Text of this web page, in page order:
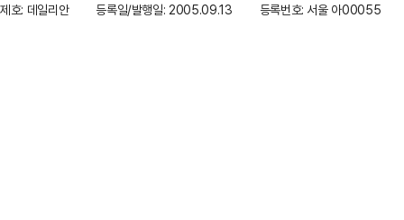
제호: 데일리안
등록일/발행일: 2005.09.13 등록번호: 서울 아00055